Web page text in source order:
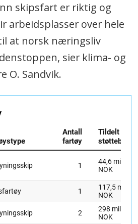
skipsfart er riktig og
arbeidsplasser over hele
at norsk næringsliv
sier klima- og
O. Sandvik.